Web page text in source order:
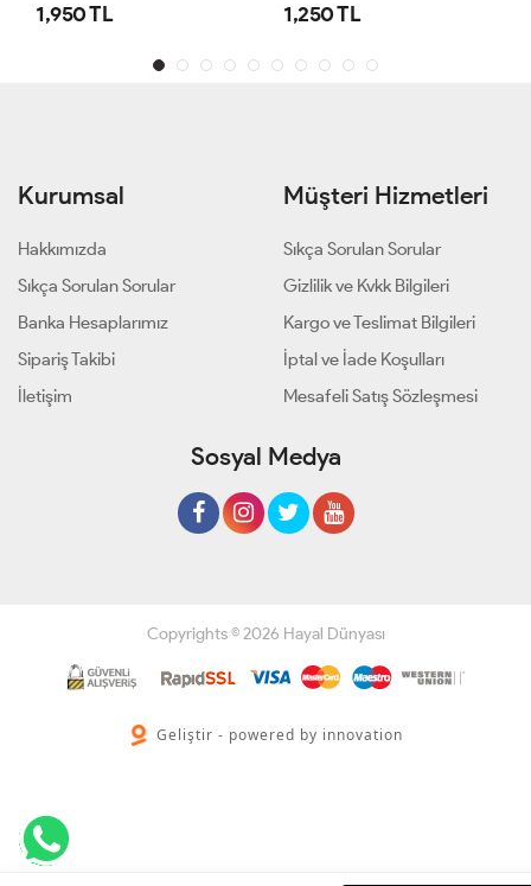
1,950 TL 1,250 TL
Kurumsal
Hakkımızda
Sıkça Sorulan Sorular
Banka Hesaplarımız
Sipariş Takibi
İletişim
Müşteri Hizmetleri
Sıkça Sorulan Sorular
Gizlilik ve Kvkk Bilgileri
Kargo ve Teslimat Bilgileri
İptal ve İade Koşulları
Mesafeli Satış Sözleşmesi
Sosyal Medya
Copyrights © 2026 Hayal Dünyası
Geliştir - powered by innovation